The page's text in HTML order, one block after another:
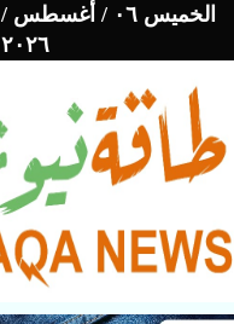
الخميس ٠٦ / أغسطس /
٢٠٢٦